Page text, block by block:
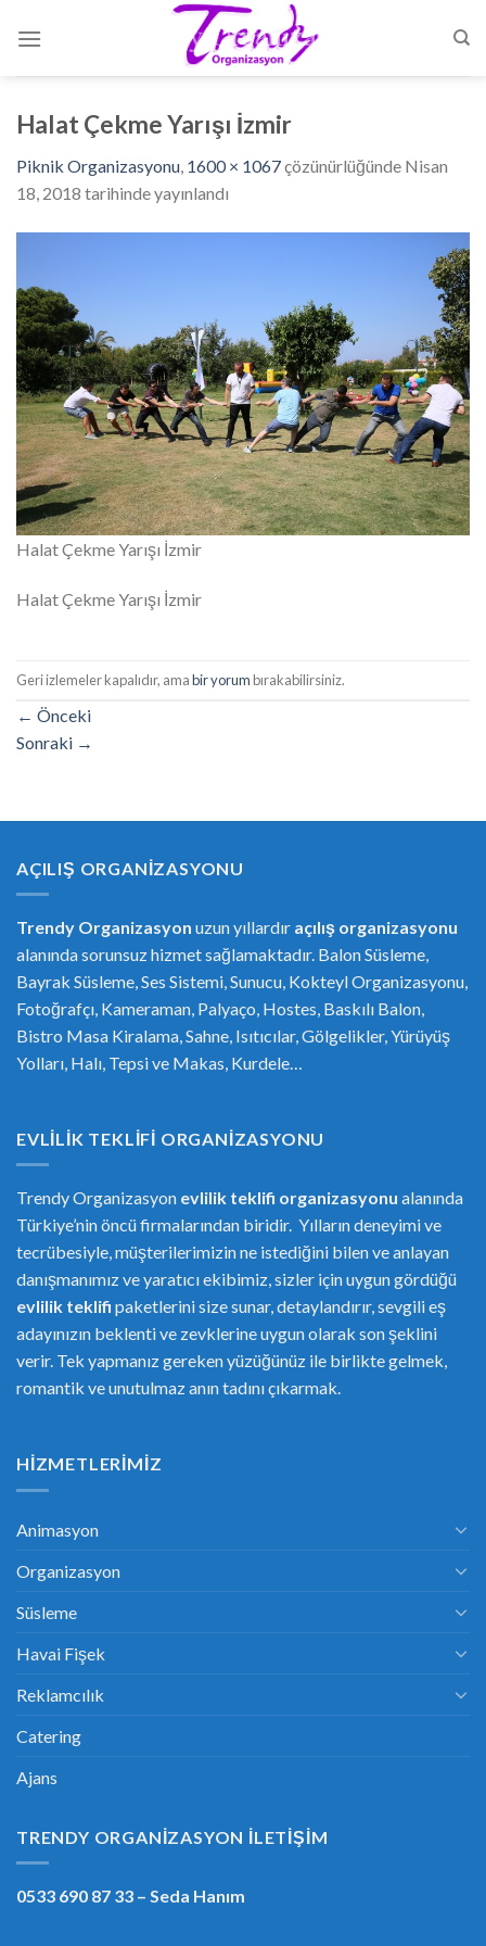
Halat Çekme Yarışı İzmir
Piknik Organizasyonu, 1600 × 1067çözünürlüğünde Nisan
18, 2018 tarihinde yayınlandı
Halat Çekme Yarışı İzmir
Halat Çekme Yarışı İzmir
Geri izlemeler kapalıdır, amabir yorumbırakabilirsiniz.
← Önceki
Sonraki →
AÇILIŞ ORGANIZASYONU
Trendy Organizasyon uzun yıllardır açılış organizasyonu
alanında sorunsuz hizmet sağlamaktadır. Balon Süsleme,
Bayrak Süsleme, Ses Sistemi, Sunucu, Kokteyl Organizasyonu,
Fotoğrafçı, Kameraman, Palyaço, Hostes, Baskılı Balon,
Bistro Masa Kiralama, Sahne, Isıtıcılar, Gölgelikler, Yürüyüş
Yolları, Halı, Tepsi ve Makas, Kurdele…
EVLILIK TEKLIFI ORGANIZASYONU
Trendy Organizasyon evlilik teklifi organizasyonu alanında
Türkiye’nin öncü firmalarından biridir. Yılların deneyimi ve
tecrübesiyle, müşterilerimizin ne istediğini bilen ve anlayan
danışmanımız ve yaratıcı ekibimiz, sizler için uygun gördüğü
evlilik teklifi paketlerini size sunar, detaylandırır, sevgili eş
adayınızın beklenti ve zevklerine uygun olarak son şeklini
verir. Tek yapmanız gereken yüzüğünüz ile birlikte gelmek,
romantik ve unutulmaz anın tadını çıkarmak.
HIZMETLERIMIZ
Animasyon
Organizasyon
Süsleme
Havai Fişek
Reklamcılık
Catering
Ajans
TRENDY ORGANIZASYON İLETIŞIM
0533 690 87 33 – Seda Hanım